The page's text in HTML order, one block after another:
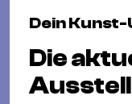
Dein
Die